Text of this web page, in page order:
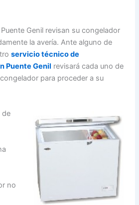
Genil revisan su congelador
la avería. Ante alguno de
servicio técnico de
Puente Genil revisará cada uno de
para proceder a su
de
no